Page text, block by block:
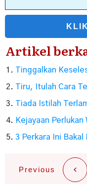
KLIK
Artikel
Tinggalkan
Tiru, Itulah Cara
Tiada Istilah
Kejayaan
3 Perkara Ini Bakal
Previous